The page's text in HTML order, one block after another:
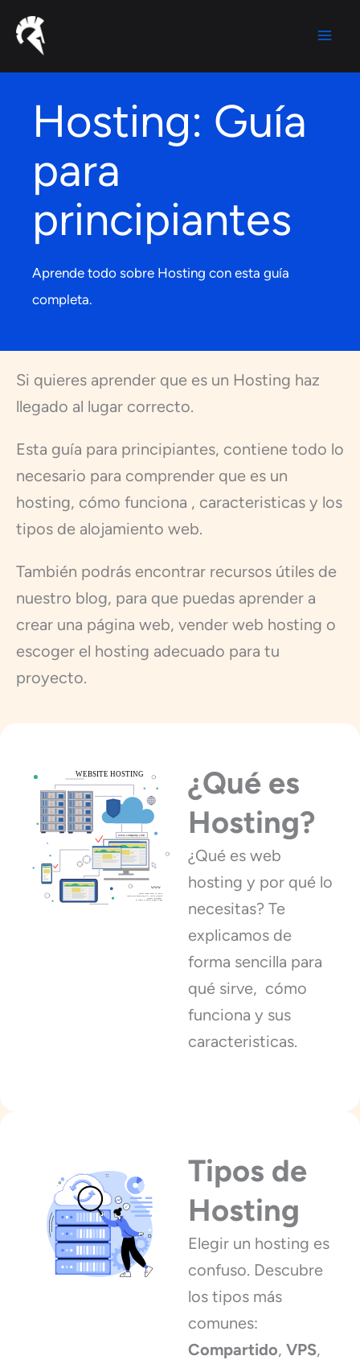
Hosting: Guía
para
principiantes
Aprende todo sobre Hosting con esta guía
completa.
Si quieres aprender que es un Hosting haz
llegado al lugar correcto.
Esta guía para principiantes, contiene todo lo
necesario para comprender que es un
hosting, cómo funciona , caracteristicas y los
tipos de alojamiento web.
También podrás encontrar recursos útiles de
nuestro blog, para que puedas aprender a
crear una página web, vender web hosting o
escoger el hosting adecuado para tu
proyecto.
¿Qué es
Hosting?
¿Qué es web
hosting y por qué lo
necesitas? Te
explicamos de
forma sencilla para
qué sirve, cómo
funciona y sus
caracteristicas.
Tipos de
Hosting
Elegir un hosting es
confuso. Descubre
los tipos más
comunes:
Compartido, VPS,